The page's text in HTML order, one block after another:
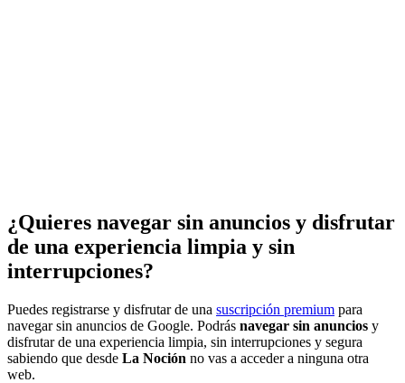
¿Quieres navegar sin anuncios y disfrutar
de una experiencia limpia y sin
interrupciones?
Puedes registrarse y disfrutar de una suscripción premium para
navegar sin anuncios de Google. Podrás navegar sin anuncios y
disfrutar de una experiencia limpia, sin interrupciones y segura
sabiendo que desde La Noción no vas a acceder a ninguna otra
web.